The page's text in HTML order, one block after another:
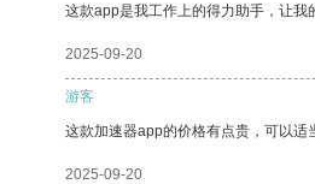
这款app是我工作上的得力助手，让我
2025-09-20
游客
这款加速器app的价格有点贵，可以适
2025-09-20